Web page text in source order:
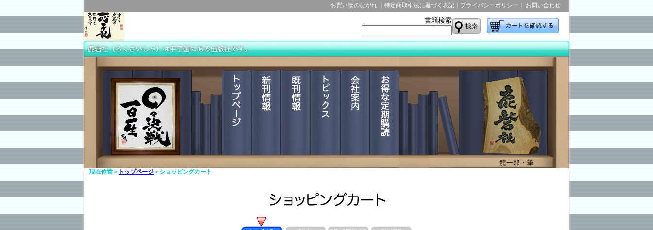
現在位置＞ トップページ ＞ショッピングカート